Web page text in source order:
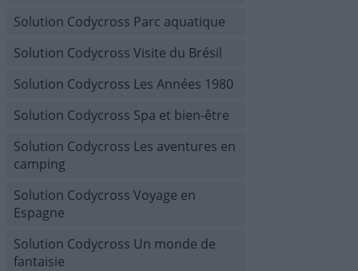
Solution Codycross Parc aquatique
Solution Codycross Visite du Brésil
Solution Codycross Les Années 1980
Solution Codycross Spa et bien-être
Solution Codycross Les aventures en
camping
Solution Codycross Voyage en
Espagne
Solution Codycross Un monde de
fantaisie